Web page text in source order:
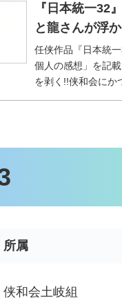
『日本統一32
と龍さんが浮
任侠作品『日本統
個人の感想」を記
を剥く!!侠和会にか
所属
侠和会土岐組